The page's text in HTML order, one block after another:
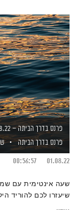
פרנס בדרך הביתה – 1.8.22
פרנס בדרך הביתה
01.08.22
00:56:57
שעה אינטימית עם
שיעזרו לכם להוריד